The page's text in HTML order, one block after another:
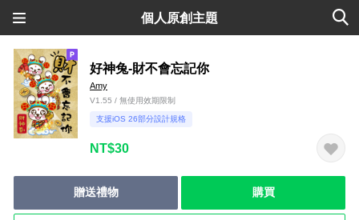
個人原創主題
好神兔-財不會忘記你
Amy
V1.55 / 無使用效期限制
支援iOS 26部分設計規格
NT$30
贈送禮物 購買